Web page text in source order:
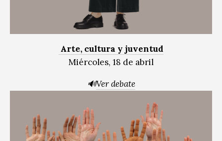
Arte, cultura y juventud
Miércoles, 18 de abril
🔊Ver debate